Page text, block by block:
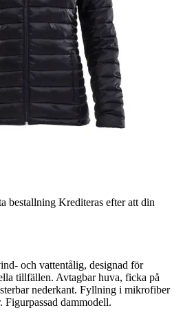
bestallning Krediteras efter att din
och vattentålig, designad för
tillfällen. Avtagbar huva, ficka på
nederkant. Fyllning i mikrofiber
Figurpassad dammodell.